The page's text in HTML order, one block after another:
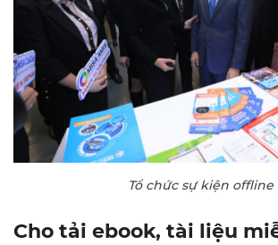
Tổ chức sự kiện offline
Cho tải ebook, tài liệu